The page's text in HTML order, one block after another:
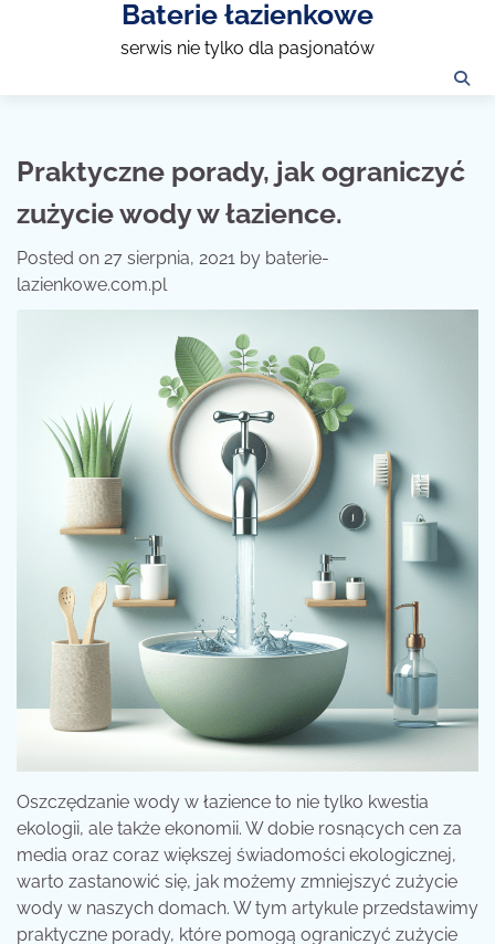
Baterie łazienkowe
serwis nie tylko dla pasjonatów
Praktyczne porady, jak ograniczyć
zużycie wody w łazience.
Posted on 27 sierpnia, 2021 by baterie-
lazienkowe.com.pl
Oszczędzanie wody w łazience to nie tylko kwestia
ekologii, ale także ekonomii. W dobie rosnących cen za
media oraz coraz większej świadomości ekologicznej,
warto zastanowić się, jak możemy zmniejszyć zużycie
wody w naszych domach. W tym artykule przedstawimy
praktyczne porady, które pomogą ograniczyć zużycie